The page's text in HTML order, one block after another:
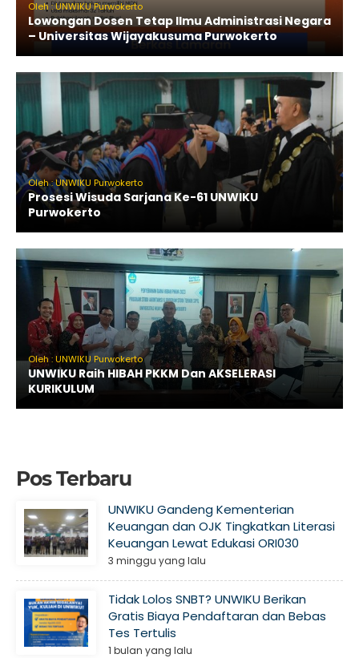
Oleh : UNWIKU Purwokerto
Lowongan Dosen Tetap Ilmu Administrasi Negara
– Universitas Wijayakusuma Purwokerto
Oleh : UNWIKU Purwokerto
Prosesi Wisuda Sarjana Ke-61 UNWIKU
Purwokerto
Oleh : UNWIKU Purwokerto
UNWIKU Raih HIBAH PKKM Dan AKSELERASI
KURIKULUM
Pos Terbaru
UNWIKU Gandeng Kementerian
Keuangan dan OJK Tingkatkan Literasi
Keuangan Lewat Edukasi ORI030
3 minggu yang lalu
Tidak Lolos SNBT? UNWIKU Berikan
Gratis Biaya Pendaftaran dan Bebas
Tes Tertulis
1 bulan yang lalu